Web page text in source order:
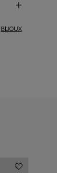
BIJOUX